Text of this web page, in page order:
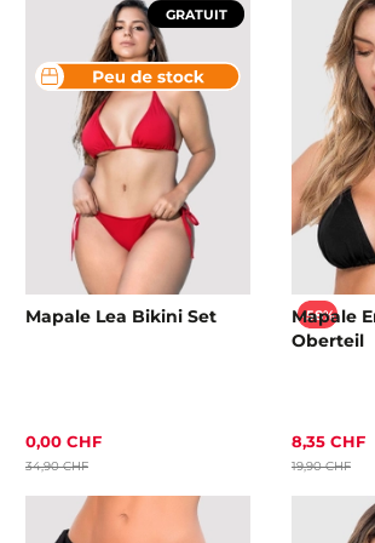
GRATUIT
Mapale Lea Bikini Set
0,00 CHF
34,90 CHF
-58%
Mapale
Oberteil
8,35 CHF
19,90 CHF